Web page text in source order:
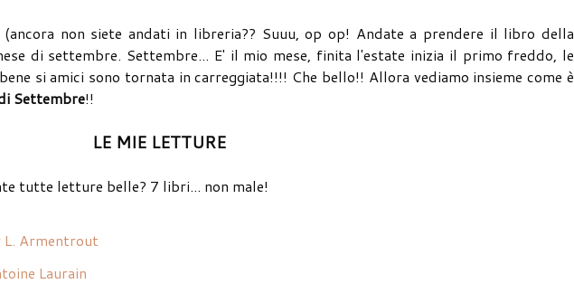
non siete andati in libreria?? Suuu, op op! Andate a prendere il libro della
di settembre. Settembre... E' il mio mese, finita l'estate inizia il primo freddo, le
si amici sono tornata in carreggiata!!!! Che bello!! Allora vediamo insieme come è
Settembre!!
LE MIE LETTURE
tutte letture belle? 7 libri... non male!
Armentrout
Laurain